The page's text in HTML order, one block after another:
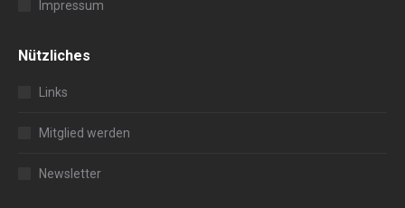
Impressum
Nützliches
Links
Mitglied werden
Newsletter